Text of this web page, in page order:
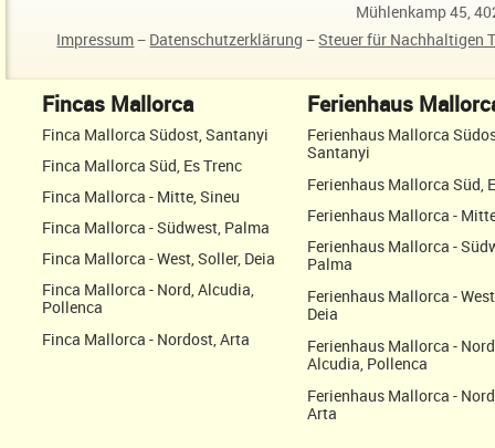
Mühlenkamp 45,
Impressum− Datenschutzerklärung −Steuer für Nachhaltigen
Fincas Mallorca
Finca Mallorca Südost, Santanyi
Finca Mallorca Süd, Es Trenc
Finca Mallorca - Mitte, Sineu
Finca Mallorca - Südwest, Palma
Finca Mallorca - West, Soller, Deia
Finca Mallorca - Nord, Alcudia,
Pollenca
Finca Mallorca - Nordost, Arta
Ferienhaus
Ferienhaus Mallorca
Santanyi
Ferienhaus Mallorca Süd,
Ferienhaus Mallorca -
Ferienhaus Mallorca -
Palma
Ferienhaus Mallorca -
Deia
Ferienhaus Mallorca -
Alcudia, Pollenca
Ferienhaus Mallorca -
Arta